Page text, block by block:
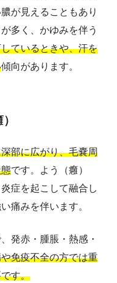
が見えることもあり
多く、かゆみを伴う
ているときや、汗を
傾向があります。
部に広がり、毛嚢周
です。よう（癰）
症を起こして融合し
痛みを伴います。
発赤・腫脹・熱感・
免疫不全の方では重
す。